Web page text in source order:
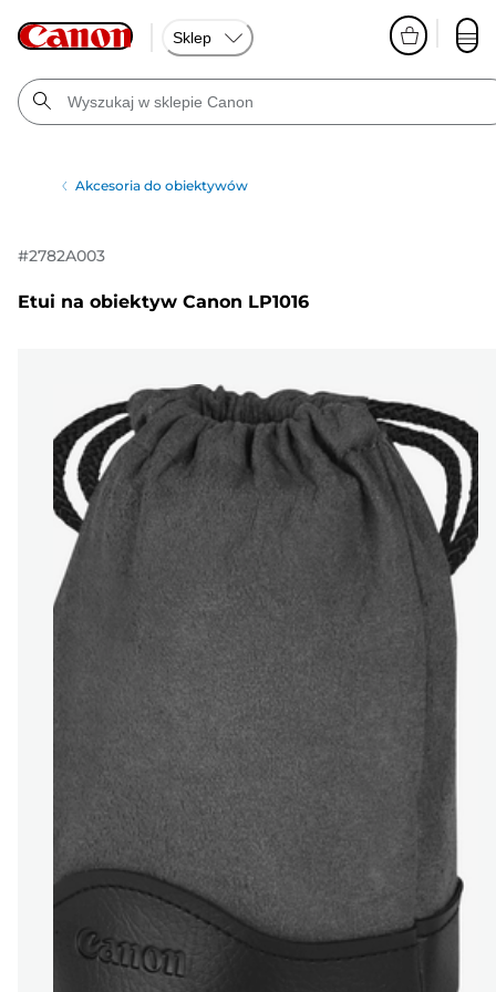
Sklep
Akcesoria do obiektywów
#2782A003
Etui na obiektyw Canon LP1016